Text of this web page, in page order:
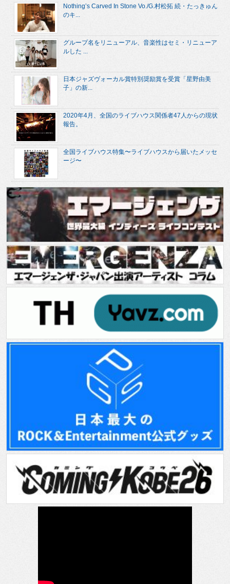
Nothing’s Carved In Stone Vo./G.村松拓 続・たっきゅん
のキ...
グループ名をリニューアル、音楽性はセミ・リニューア
ルした ...
日本ジャズヴォーカル賞特別奨励賞を受賞「星野由美
子」の新...
2020年4月、全国のライブハウス関係者47人からの現状
報告。
全国ライブハウス特集〜ライブハウスから届いたメッセ
ージ〜